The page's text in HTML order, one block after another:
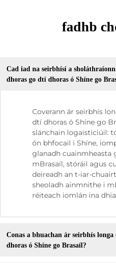
fadhb
Cad iad na seirbhísí a
dhoras go dtí dhoras ó Shíne go
Coverann ár seirbhís
dtí dhoras ó Shíne go
slánchain logaisticiúil:
ón bhfocail i Shíne,
glanadh cuainmheasta
mBrasaíl, stóráil agus
deireadh an t-iar-
sheoladh ainmnithe i
réiteach iomlán ina
Conas a bhuachan ár seirbhís
dhoras ó Shíne go Brasaíl?